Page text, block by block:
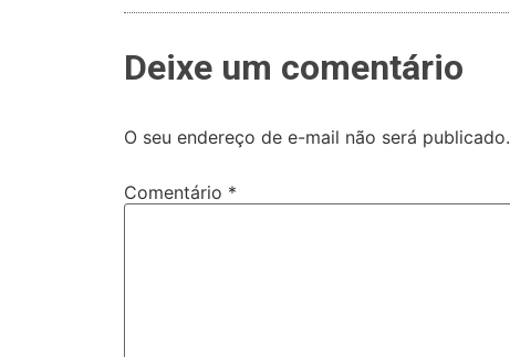
Deixe um comentário
O seu endereço de e-mail não será publicado.
Comentário *